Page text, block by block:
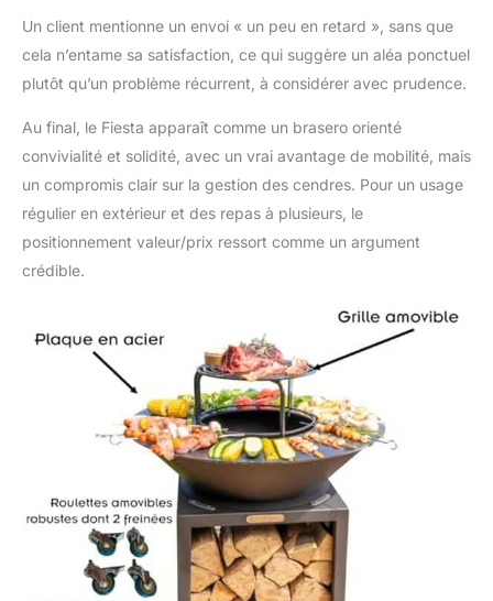
Un client mentionne un envoi « un peu en retard », sans que
cela n’entame sa satisfaction, ce qui suggère un aléa ponctuel
plutôt qu’un problème récurrent, à considérer avec prudence.
Au final, le Fiesta apparaît comme un brasero orienté
convivialité et solidité, avec un vrai avantage de mobilité, mais
un compromis clair sur la gestion des cendres. Pour un usage
régulier en extérieur et des repas à plusieurs, le
positionnement valeur/prix ressort comme un argument
crédible.